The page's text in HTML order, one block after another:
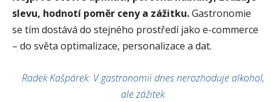
slevu, hodnotí poměr ceny a zážitku.Gastronomie
se tím dostává do stejného prostředí jako e-commerce
– do světa optimalizace, personalizace a dat.
Radek Kašpárek: V gastronomii dnes nerozhoduje alkohol,
ale zážitek